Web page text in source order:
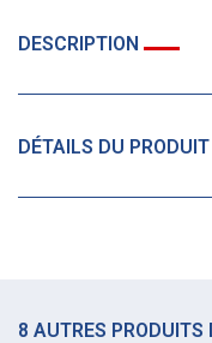
DESCRIPTION
DÉTAILS DU PRODUIT
8 AUTRES